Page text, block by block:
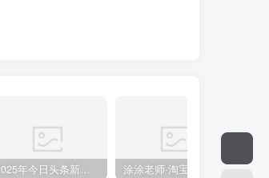
2025年今日头条新玩法，我用这个方法，一天挣了5张+